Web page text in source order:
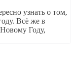
узнать о том,
Всё же в
Году,